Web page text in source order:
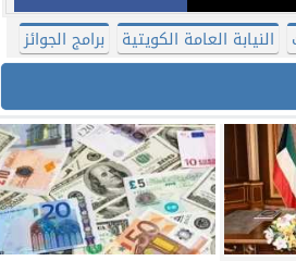
النيابة العامة الكويتية برامج الجوائز